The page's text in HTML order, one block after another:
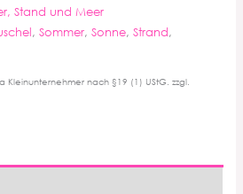
Stand und Meer
,Sommer,Sonne,Strand,
Kleinunternehmer nach §19 (1) UStG. zzgl.